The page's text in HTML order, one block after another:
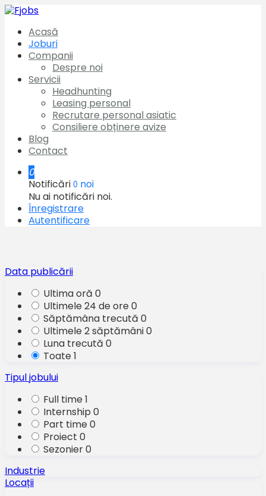
Acasă
Joburi
Companii
Despre noi
Servicii
Headhunting
Leasing personal
Recrutare personal asiatic
Consiliere obținere avize
Blog
Contact
0
Notificări 0 noi
Nu ai notificări noi.
Înregistrare
Autentificare
Data publicării
Ultima oră 0
Ultimele 24 de ore0
Săptămâna trecută 0
Ultimele 2 săptămâni0
Luna trecută 0
Toate1
Tipul jobului
Full time1
Internship 0
Part time0
Proiect 0
Sezonier0
Industrie
Locații